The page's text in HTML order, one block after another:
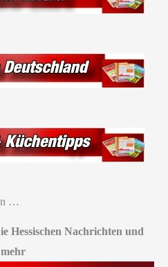
…
Hessischen Nachrichten und
mehr